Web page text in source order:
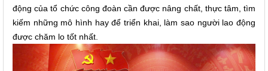
động của tổ chức công đoàn cần được nâng chất, thực tâm, tìm
kiếm những mô hình hay để triển khai, làm sao người lao động
được chăm lo tốt nhất.